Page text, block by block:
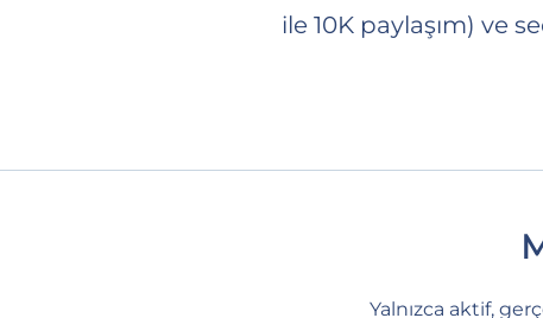
ile 10K paylaşım) ve
Yalnızca aktif,